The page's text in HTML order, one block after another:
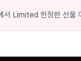
서 Limited 한정판 선물